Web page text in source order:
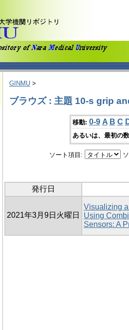
GINMU >
ブラウズ : 主題 10-s grip
移動: 0-9 A B C
あるいは、最初の
ソート項目:
発行日
2021年3月9日火曜日
Visualizing
Using
Sensors: A